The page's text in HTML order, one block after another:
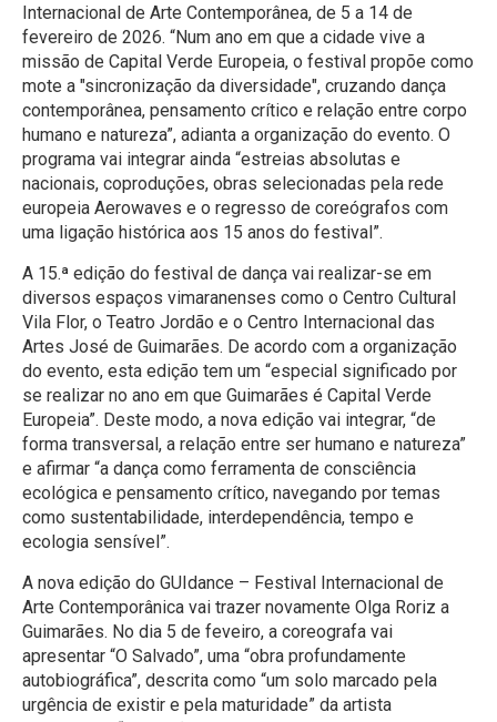
Internacional de Arte Contemporânea, de 5 a 14 de
fevereiro de 2026. “Num ano em que a cidade vive a
missão de Capital Verde Europeia, o festival propõe como
mote a "sincronização da diversidade", cruzando dança
contemporânea, pensamento crítico e relação entre corpo
humano e natureza”, adianta a organização do evento. O
programa vai integrar ainda “estreias absolutas e
nacionais, coproduções, obras selecionadas pela rede
europeia Aerowaves e o regresso de coreógrafos com
uma ligação histórica aos 15 anos do festival”.
A 15.ª edição do festival de dança vai realizar-se em
diversos espaços vimaranenses como o Centro Cultural
Vila Flor, o Teatro Jordão e o Centro Internacional das
Artes José de Guimarães. De acordo com a organização
do evento, esta edição tem um “especial significado por
se realizar no ano em que Guimarães é Capital Verde
Europeia”. Deste modo, a nova edição vai integrar, “de
forma transversal, a relação entre ser humano e natureza”
e afirmar “a dança como ferramenta de consciência
ecológica e pensamento crítico, navegando por temas
como sustentabilidade, interdependência, tempo e
ecologia sensível”.
A nova edição do GUIdance – Festival Internacional de
Arte Contemporânica vai trazer novamente Olga Roriz a
Guimarães. No dia 5 de feveiro, a coreografa vai
apresentar “O Salvado”, uma “obra profundamente
autobiográfica”, descrita como “um solo marcado pela
urgência de existir e pela maturidade” da artista